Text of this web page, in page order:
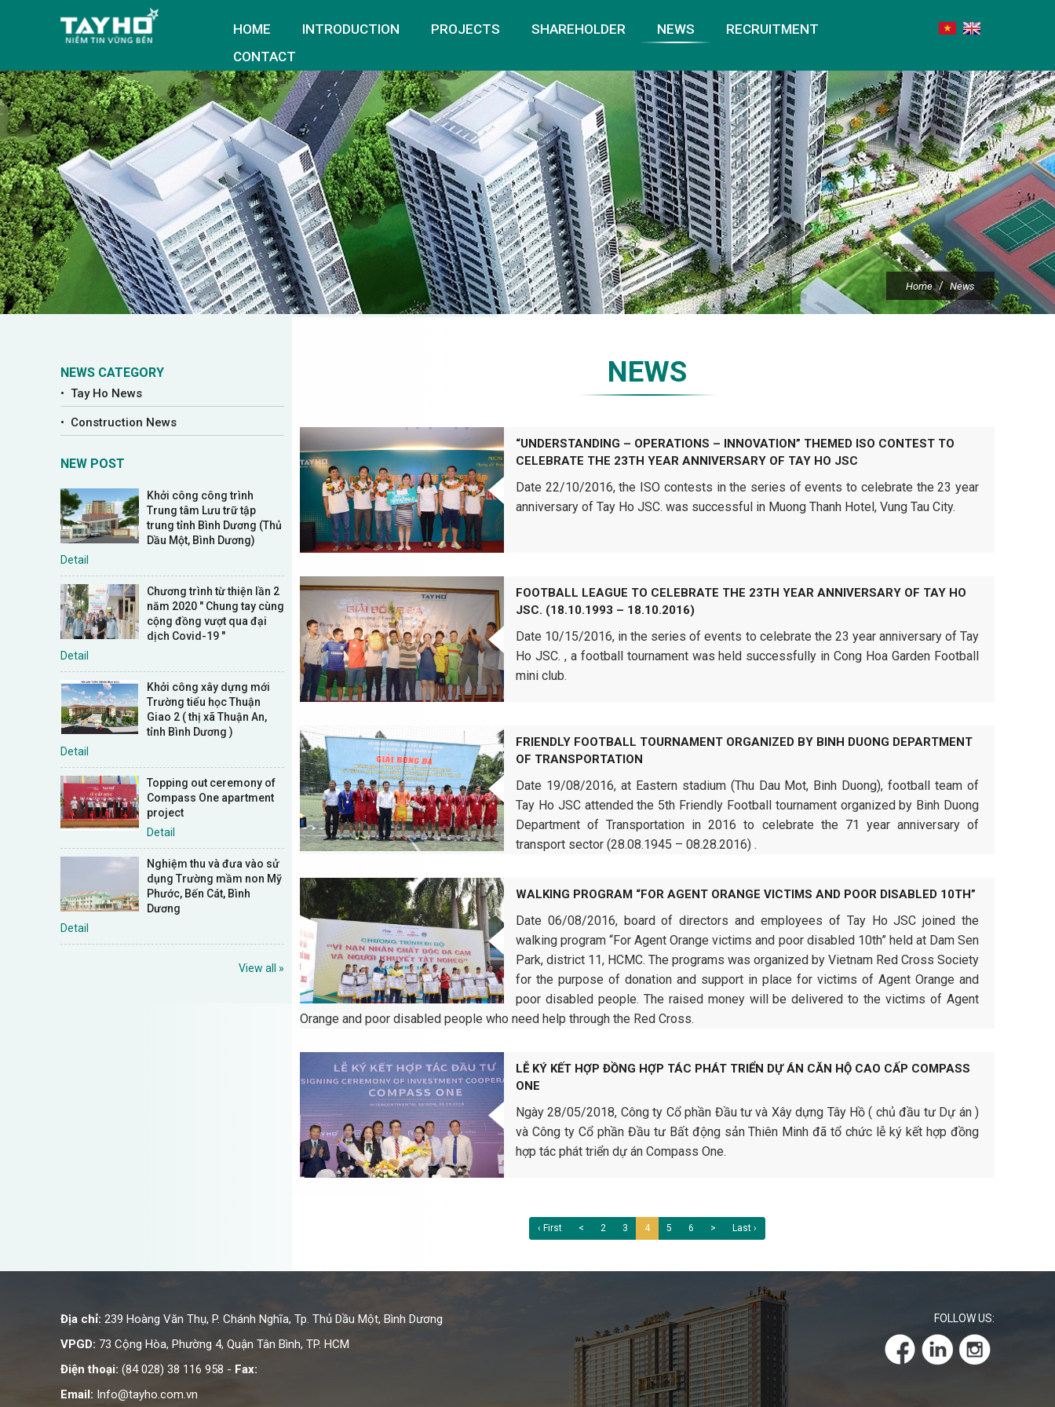
HOME INTRODUCTION PROJECTS SHAREHOLDER NEWS
RECRUITMENT
CONTACT
Home / News
NEWS CATEGORY
• Tay Ho News
• Construction News
NEW POST
Khởi công công trình
Trung tâm Lưu trữ tập
trung tỉnh Bình Dương (Thủ
Dầu Một, Bình Dương)
Detail
Chương trình từ thiện lần 2
năm 2020 " Chung tay cùng
cộng đồng vượt qua đại
dịch Covid-19 "
Detail
Khởi công xây dựng mới
Trường tiểu học Thuận
Giao 2 ( thị xã Thuận An,
tỉnh Bình Dương )
Detail
Topping out ceremony of
Compass One apartment
project
Detail
Nghiệm thu và đưa vào sử
dụng Trường mầm non Mỹ
Phước, Bến Cát, Bình
Dương
Detail
View all »
NEWS
“UNDERSTANDING – OPERATIONS – INNOVATION” THEMED ISO CONTEST TO
CELEBRATE THE 23TH YEAR ANNIVERSARY OF TAY HO JSC
Date 22/10/2016, the ISO contests in the series of events to celebrate the 23 year
anniversary of Tay Ho JSC. was successful in Muong Thanh Hotel, Vung Tau City.
FOOTBALL LEAGUE TO CELEBRATE THE 23TH YEAR ANNIVERSARY OF TAY HO
JSC. (18.10.1993 – 18.10.2016)
Date 10/15/2016, in the series of events to celebrate the 23 year anniversary of Tay
Ho JSC. , a football tournament was held successfully in Cong Hoa Garden Football
mini club.
FRIENDLY FOOTBALL TOURNAMENT ORGANIZED BY BINH DUONG DEPARTMENT
OF TRANSPORTATION
Date 19/08/2016, at Eastern stadium (Thu Dau Mot, Binh Duong), football team of
Tay Ho JSC attended the 5th Friendly Football tournament organized by Binh Duong
Department of Transportation in 2016 to celebrate the 71 year anniversary of
transport sector (28.08.1945 – 08.28.2016) .
WALKING PROGRAM “FOR AGENT ORANGE VICTIMS AND POOR DISABLED 10TH”
Date 06/08/2016, board of directors and employees of Tay Ho JSC joined the
walking program “For Agent Orange victims and poor disabled 10th” held at Dam Sen
Park, district 11, HCMC. The programs was organized by Vietnam Red Cross Society
for the purpose of donation and support in place for victims of Agent Orange and
poor disabled people. The raised money will be delivered to the victims of Agent
Orange and poor disabled people who need help through the Red Cross.
LỄ KÝ KẾT HỢP ĐỒNG HỢP TÁC PHÁT TRIỂN DỰ ÁN CĂN HỘ CAO CẤP COMPASS
ONE
Ngày 28/05/2018, Công ty Cổ phần Đầu tư và Xây dựng Tây Hồ ( chủ đầu tư Dự án )
và Công ty Cổ phần Đầu tư Bất động sản Thiên Minh đã tổ chức lễ ký kết hợp đồng
hợp tác phát triển dự án Compass One.
‹ First < 2 3 4 5 6 > Last ›
Địa chỉ: 239 Hoàng Văn Thụ, P. Chánh Nghĩa, Tp. Thủ Dầu Một, Bình Dương
VPGD: 73 Cộng Hòa, Phường 4, Quận Tân Bình, TP. HCM
Điện thoại: (84 028) 38 116 958 - Fax:
Email: Info@tayho.com.vn
FOLLOW US: